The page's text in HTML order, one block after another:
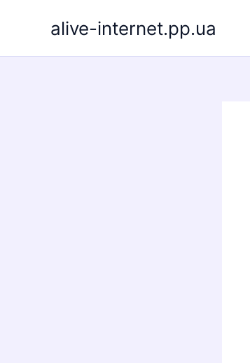
alive-internet.pp.ua